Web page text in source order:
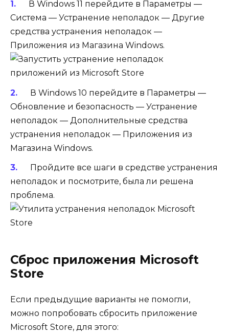
В Windows 11 перейдите в Параметры —
Система — Устранение неполадок — Другие
средства устранения неполадок —
Приложения из Магазина Windows.
В Windows 10 перейдите в Параметры —
Обновление и безопасность — Устранение
неполадок — Дополнительные средства
устранения неполадок — Приложения из
Магазина Windows.
Пройдите все шаги в средстве устранения
неполадок и посмотрите, была ли решена
проблема.
Сброс приложения Microsoft
Store
Если предыдущие варианты не помогли,
можно попробовать сбросить приложение
Microsoft Store, для этого: